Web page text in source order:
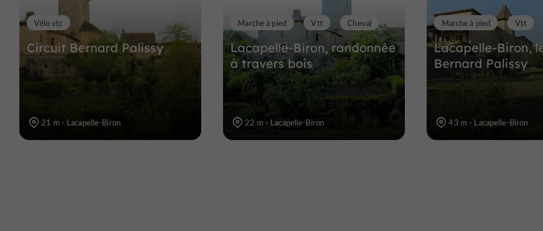
Circuit Bernard Palissy
Vélo vtc
21 m - Lacapelle-Biron
Lacapelle-Biron, randonnée
à travers bois
Marche à pied Vtt Cheval
22 m - Lacapelle-Biron
Lacapelle-Biron,
Bernard Palissy
Marche à pied Vtt
43 m - Lacapelle-Biron